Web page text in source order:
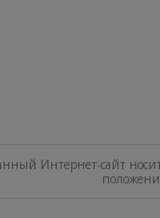
Интернет-сайт